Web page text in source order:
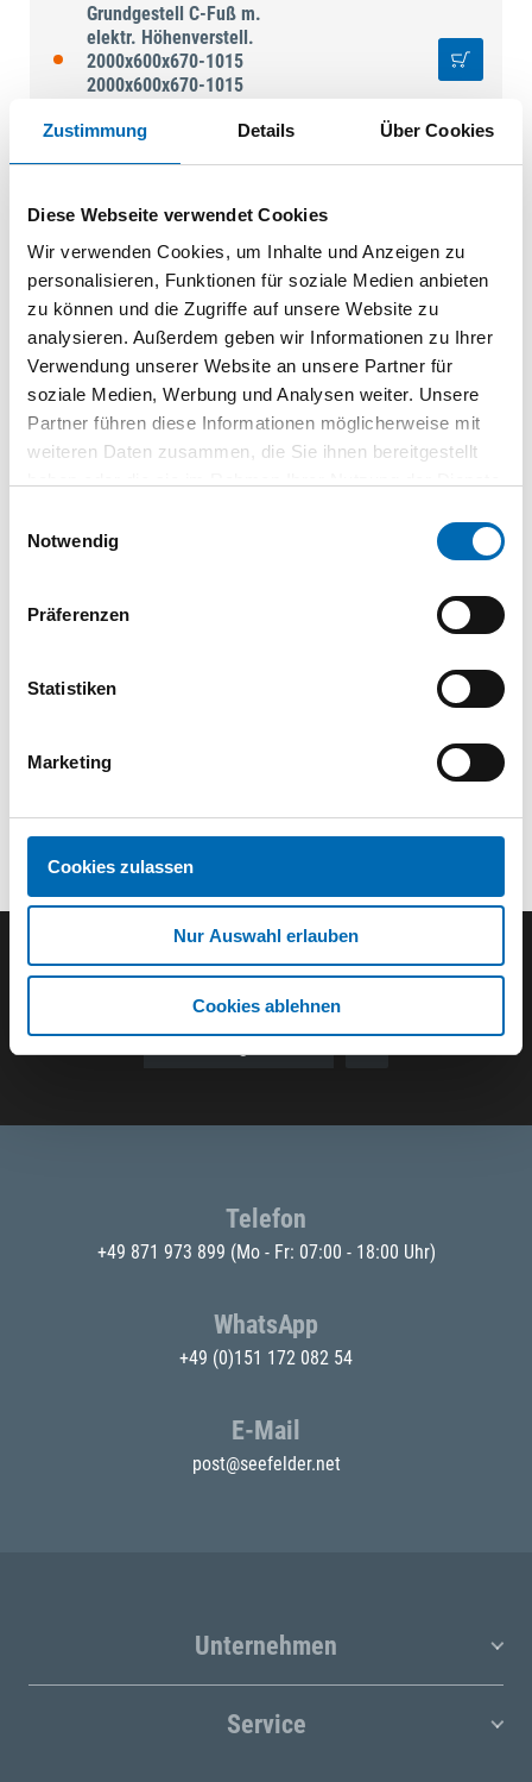
Zustimmung Details Über Cookies
Diese Webseite verwendet Cookies
Wir verwenden Cookies, um Inhalte und Anzeigen zu
personalisieren, Funktionen für soziale Medien anbieten
zu können und die Zugriffe auf unsere Website zu
analysieren. Außerdem geben wir Informationen zu Ihrer
Verwendung unserer Website an unsere Partner für
soziale Medien, Werbung und Analysen weiter. Unsere
Partner führen diese Informationen möglicherweise mit
weiteren Daten zusammen, die Sie ihnen bereitgestellt
Notwendig
Präferenzen
Statistiken
Marketing
Cookies zulassen
Nur Auswahl erlauben
Cookies ablehnen
Grundgestell C-Fuß m.
elektr. Höhenverstell.
2000x600x670-1015
2000x600x670-1015
Grundgestell C-Fuß m.
elektr. Höhenverstell.
2000x750x670-1015
2000x750x670-1015
BE.21172 | C200E275G
VPE 1 St.
Technische Daten
Der SEEFELDER Newsletter
Telefon
+49 871 973 899 (Mo - Fr: 07:00 - 18:00 Uhr)
WhatsApp
+49 (0)151 172 082 54
E-Mail
post@seefelder.net
Unternehmen
Service